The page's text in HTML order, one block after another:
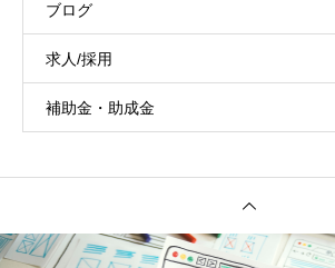
ブログ
求人/採用
補助金・助成金